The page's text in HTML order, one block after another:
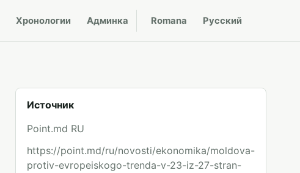
Хронологии Админка Romana Русский
Источник
Point.md RU
https://point.md/ru/novosti/ekonomika/moldova-
protiv-evropeiskogo-trenda-v-23-iz-27-stran-